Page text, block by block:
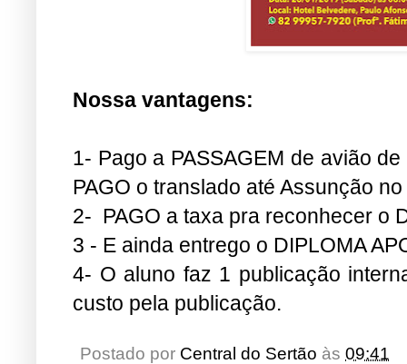
Nossa vantagens:
1- Pago a PASSAGEM de avião
PAGO o translado até Assunção
2- PAGO a taxa pra reconhecer o
3 - E ainda entrego o DIPLOMA
4- O aluno faz 1 publicação
custo pela publicação.
Postado por Central do Sertão às 09:41